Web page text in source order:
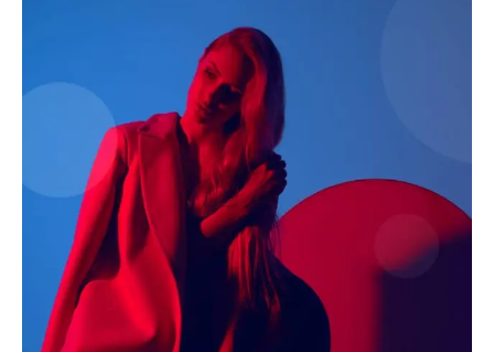
AIN NEWS 1
Contact Us
Privacy Policy
Terms of Use Agreement
Facebook
X WhatsApp
Share